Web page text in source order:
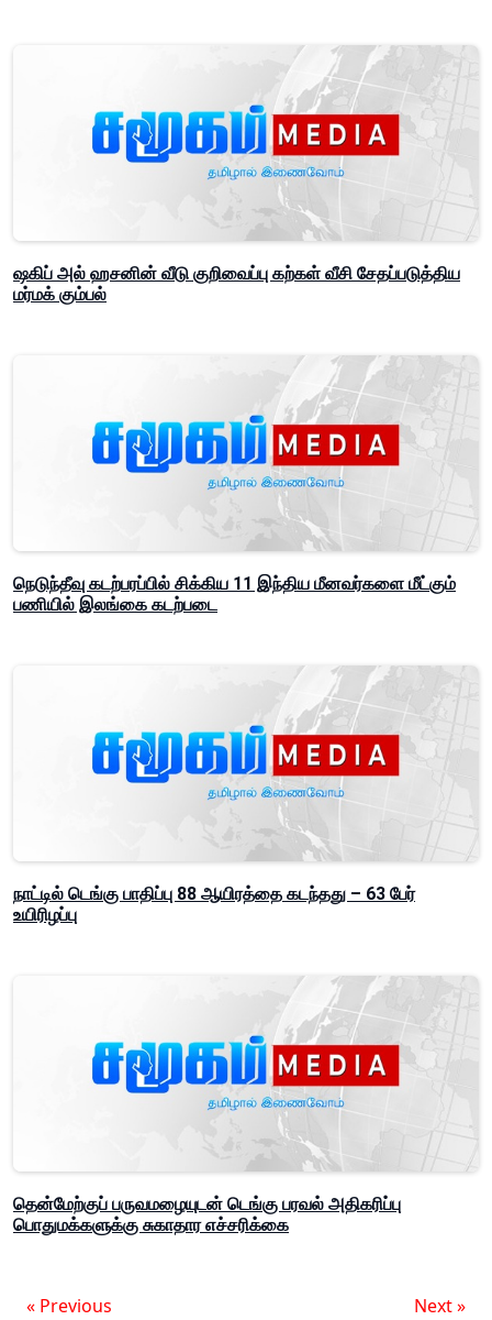
ஷகிப் அல் ஹசனின் வீடு குறிவைப்பு கற்கள் வீசி சேதப்படுத்திய
மர்மக் கும்பல்
நெடுந்தீவு கடற்பரப்பில் சிக்கிய 11 இந்திய மீனவர்களை மீட்கும்
பணியில் இலங்கை கடற்படை
நாட்டில் டெங்கு பாதிப்பு 88 ஆயிரத்தை கடந்தது – 63 பேர்
உயிரிழப்பு
தென்மேற்குப் பருவமழையுடன் டெங்கு பரவல் அதிகரிப்பு
பொதுமக்களுக்கு சுகாதார எச்சரிக்கை
« Previous Next »